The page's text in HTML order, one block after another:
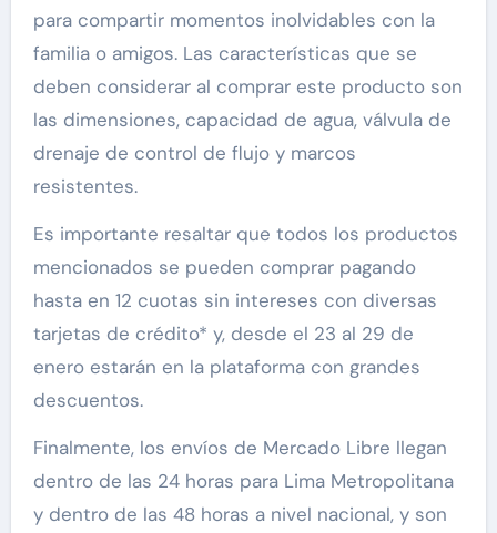
para compartir momentos inolvidables con la
familia o amigos. Las características que se
deben considerar al comprar este producto son
las dimensiones, capacidad de agua, válvula de
drenaje de control de flujo y marcos
resistentes.
Es importante resaltar que todos los productos
mencionados se pueden comprar pagando
hasta en 12 cuotas sin intereses con diversas
tarjetas de crédito* y, desde el 23 al 29 de
enero estarán en la plataforma con grandes
descuentos.
Finalmente, los envíos de Mercado Libre llegan
dentro de las 24 horas para Lima Metropolitana
y dentro de las 48 horas a nivel nacional, y son